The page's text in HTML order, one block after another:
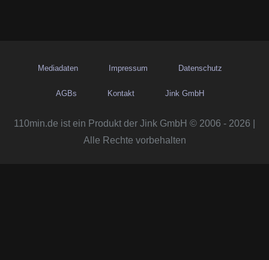
Mediadaten Impressum Datenschutz
AGBs Kontakt Jink GmbH
110min.de ist ein Produkt der Jink GmbH © 2006 - 2026 |
Alle Rechte vorbehalten